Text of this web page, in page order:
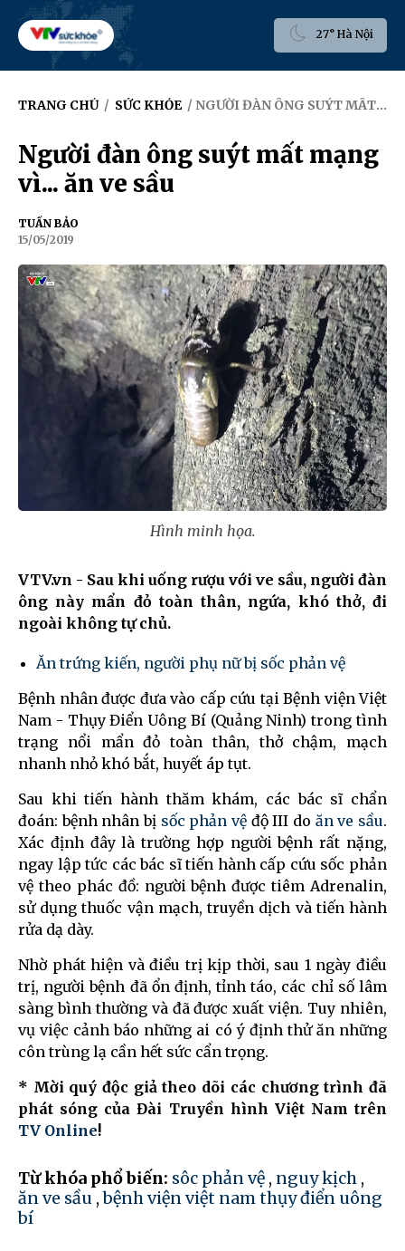
27° Hà Nội
TRANG CHỦ / SỨC KHỎE / NGƯỜI ĐÀN ÔNG SUÝT MẤT MẠNG VÌ... ĂN VE SẦU
Người đàn ông suýt mất mạng
vì... ăn ve sầu
TUẤN BẢO
15/05/2019
Hình minh họa.
VTV.vn - Sau khi uống rượu với ve sầu, người đàn
ông này mẩn đỏ toàn thân, ngứa, khó thở, đi
ngoài không tự chủ.
Ăn trứng kiến, người phụ nữ bị sốc phản vệ
Bệnh nhân được đưa vào cấp cứu tại Bệnh viện Việt
Nam - Thụy Điển Uông Bí (Quảng Ninh) trong tình
trạng nổi mẩn đỏ toàn thân, thở chậm, mạch
nhanh nhỏ khó bắt, huyết áp tụt.
Sau khi tiến hành thăm khám, các bác sĩ chẩn
đoán: bệnh nhân bị sốc phản vệ độ III do ăn ve sầu.
Xác định đây là trường hợp người bệnh rất nặng,
ngay lập tức các bác sĩ tiến hành cấp cứu sốc phản
vệ theo phác đồ: người bệnh được tiêm Adrenalin,
sử dụng thuốc vận mạch, truyền dịch và tiến hành
rửa dạ dày.
Nhờ phát hiện và điều trị kịp thời, sau 1 ngày điều
trị, người bệnh đã ổn định, tỉnh táo, các chỉ số lâm
sàng bình thường và đã được xuất viện. Tuy nhiên,
vụ việc cảnh báo những ai có ý định thử ăn những
côn trùng lạ cần hết sức cẩn trọng.
* Mời quý độc giả theo dõi các chương trình đã
phát sóng của Đài Truyền hình Việt Nam trên
TV Online!
Từ khóa phổ biến: sôc phản vệ , nguy kịch ,
ăn ve sầu ,bệnh viện việt nam thụy điển uông
bí